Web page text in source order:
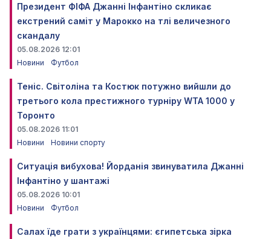
Президент ФІФА Джанні Інфантіно скликає
екстрений саміт у Марокко на тлі величезного
скандалу
05.08.2026 12:01
Новини
Футбол
Теніс. Світоліна та Костюк потужно вийшли до
третього кола престижного турніру WTA 1000 у
Торонто
05.08.2026 11:01
Новини
Новини спорту
Ситуація вибухова! Йорданія звинуватила Джанні
Інфантіно у шантажі
05.08.2026 10:01
Новини
Футбол
Салах їде грати з українцями: єгипетська зірка